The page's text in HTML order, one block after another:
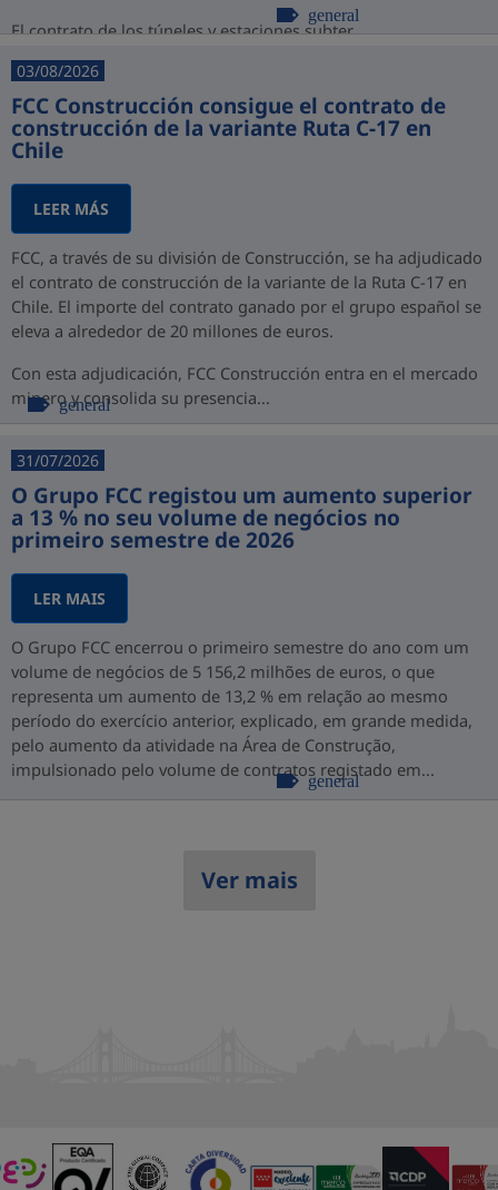
El contrato de los túneles y estaciones subter...
general
03/08/2026
FCC Construcción consigue el contrato de
construcción de la variante Ruta C-17 en
Chile
LEER MÁS
FCC, a través de su división de Construcción, se ha adjudicado
el contrato de construcción de la variante de la Ruta C-17 en
Chile. El importe del contrato ganado por el grupo español se
eleva a alrededor de 20 millones de euros.
Con esta adjudicación, FCC Construcción entra en el mercado
minero y consolida su presencia...
general
31/07/2026
O Grupo FCC registou um aumento superior
a 13 % no seu volume de negócios no
primeiro semestre de 2026
LER MAIS
O Grupo FCC encerrou o primeiro semestre do ano com um
volume de negócios de 5 156,2 milhões de euros, o que
representa um aumento de 13,2 % em relação ao mesmo
período do exercício anterior, explicado, em grande medida,
pelo aumento da atividade na Área de Construção,
impulsionado pelo volume de contratos registado em...
general
Ver mais